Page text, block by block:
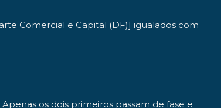
Comercial e Capital (DF)] igualados com
os dois primeiros passam de fase e